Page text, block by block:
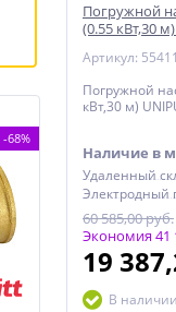
-68%
Погружной
(0.55 кВт,30
Артикул: 55411
Погружной
кВт,30 м)
Наличие в
Удаленный
60 585,00 руб.
Экономия 41
19
В наличии